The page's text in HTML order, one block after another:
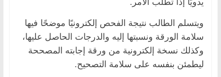
ويتسلم الطالب نتيجة الفحص إلكترونيًا موضحًا فيها
سلامة الورقة ونسبتها إليه والدرجات الحاصل عليها،
وكذلك نسخة إلكترونية من ورقة إجابته المصححة
ليطمئن بنفسه على سلامة التصحيح.